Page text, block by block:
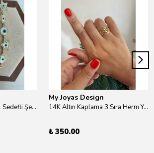
14K Altın Kaplama 21 Sedefli Şekiller Kolye 46cm
My Joyas Design
14K Altın Kaplama 3 Sıra Herm Yüzük Gold
₺ 350.00